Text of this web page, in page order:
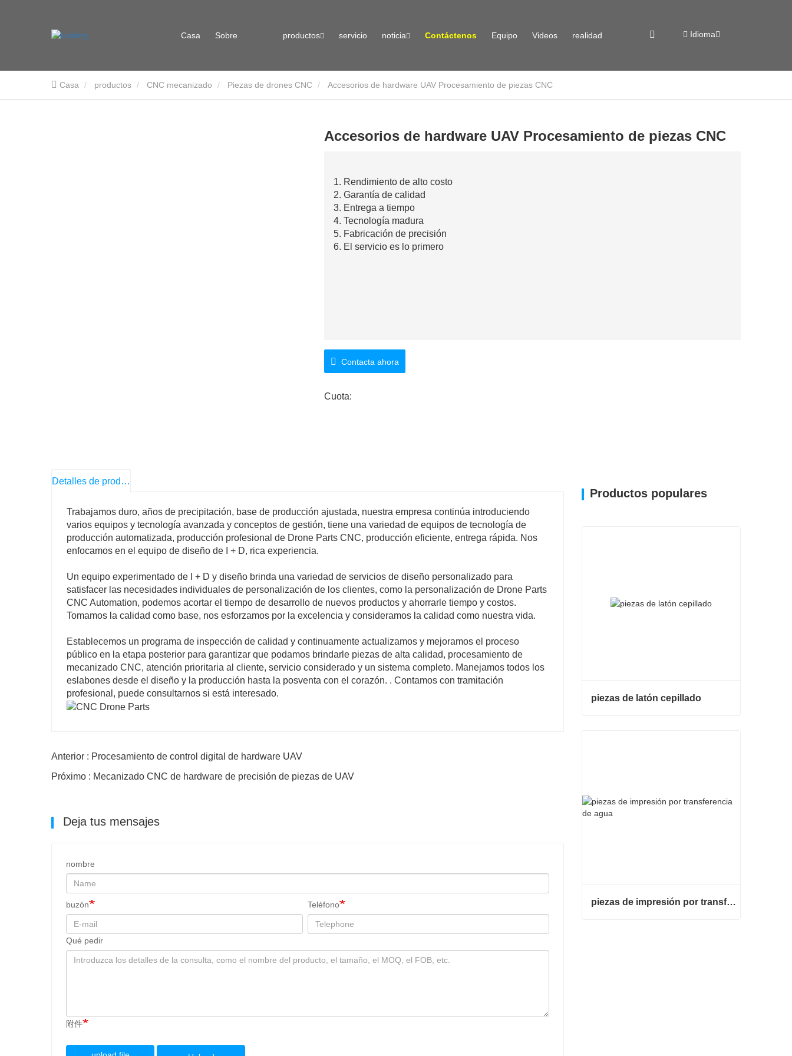
Casa Sobre productos servicio noticia Contáctenos Equipo Videos realidad Idioma
Casa productos CNC mecanizado Piezas de drones CNC Accesorios de hardware UAV Procesamiento de piezas CNC
Accesorios de hardware UAV Procesamiento de piezas CNC
1. Rendimiento de alto costo
2. Garantía de calidad
3. Entrega a tiempo
4. Tecnología madura
5. Fabricación de precisión
6. El servicio es lo primero
Contacta ahora
Cuota:
Detalles de producto
Trabajamos duro, años de precipitación, base de producción ajustada, nuestra empresa continúa introduciendo
varios equipos y tecnología avanzada y conceptos de gestión, tiene una variedad de equipos de tecnología de
producción automatizada, producción profesional de Drone Parts CNC, producción eficiente, entrega rápida. Nos
enfocamos en el equipo de diseño de I + D, rica experiencia.
Un equipo experimentado de I + D y diseño brinda una variedad de servicios de diseño personalizado para
satisfacer las necesidades individuales de personalización de los clientes, como la personalización de Drone Parts
CNC Automation, podemos acortar el tiempo de desarrollo de nuevos productos y ahorrarle tiempo y costos.
Tomamos la calidad como base, nos esforzamos por la excelencia y consideramos la calidad como nuestra vida.
Establecemos un programa de inspección de calidad y continuamente actualizamos y mejoramos el proceso
público en la etapa posterior para garantizar que podamos brindarle piezas de alta calidad, procesamiento de
mecanizado CNC, atención prioritaria al cliente, servicio considerado y un sistema completo. Manejamos todos los
eslabones desde el diseño y la producción hasta la posventa con el corazón. . Contamos con tramitación
profesional, puede consultarnos si está interesado.
Anterior : Procesamiento de control digital de hardware UAV
Próximo : Mecanizado CNC de hardware de precisión de piezas de UAV
Deja tus mensajes
nombre
buzón Teléfono
Qué pedir
附件
Productos populares
piezas de latón cepillado
piezas de impresión por transferencia de agua